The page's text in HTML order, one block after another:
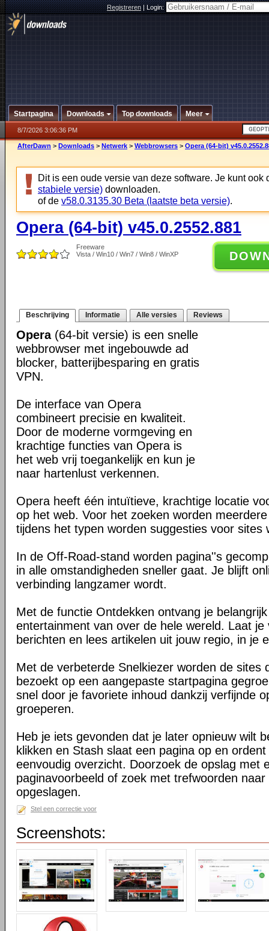
Registreren|Login:
Startpagina Downloads Top downloads Meer
8/7/2026 3:06:36 PM
AfterDawn > Downloads > Netwerk > Webbrowsers > Opera (64-bit)
Dit is een oude versie van deze software. Je kunt ook
stabiele versie) downloaden.
of de v58.0.3135.30 Beta (laatste beta versie).
Opera (64-bit) v45.0.2552.881
Freeware
Vista / Win10 / Win7 / Win8 / WinXP
Beschrijving Informatie Alle versies Reviews
Opera(64-bit versie) is een snelle
webbrowser met ingebouwde ad
blocker, batterijbesparing en gratis
VPN.
De interface van Opera
combineert precisie en kwaliteit.
Door de moderne vormgeving en
krachtige functies van Opera is
het web vrij toegankelijk en kun je
naar hartenlust verkennen.
Opera heeft één intuïtieve, krachtige locatie
op het web. Voor het zoeken worden
tijdens het typen worden suggesties voor sites
In de Off-Road-stand worden pagina''s
in alle omstandigheden sneller gaat. Je blijft
verbinding langzamer wordt.
Met de functie Ontdekken ontvang je
entertainment van over de hele wereld. Laat je
berichten en lees artikelen uit jouw regio, in je
Met de verbeterde Snelkiezer worden de sites
bezoekt op een aangepaste startpagina
snel door je favoriete inhoud dankzij verfijnde
groeperen.
Heb je iets gevonden dat je later opnieuw wilt
klikken en Stash slaat een pagina op en ordent
eenvoudig overzicht. Doorzoek de opslag met
paginavoorbeeld of zoek met trefwoorden
opgeslagen.
Stel een correctie voor
Screenshots: